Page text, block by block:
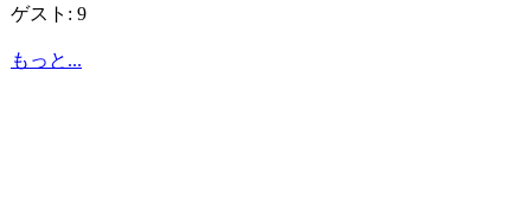
ゲスト: 9
もっと...